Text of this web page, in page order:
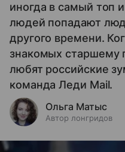
иногда в самый топ
людей попадают
другого времени.
знакомых старшему
любят российские
команда Леди Mail.
Ольга Матыс
Автор лонгридов